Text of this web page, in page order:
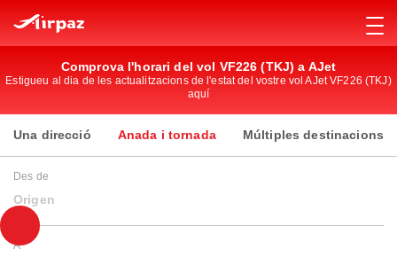
Comprova l'horari del vol VF226 (TKJ) a AJet
Estigueu al dia de les actualitzacions de l'estat del vostre vol AJet VF226 (TKJ)
aquí
Una direcció Anada i tornada Múltiples destinacions
Des de
Origen
A